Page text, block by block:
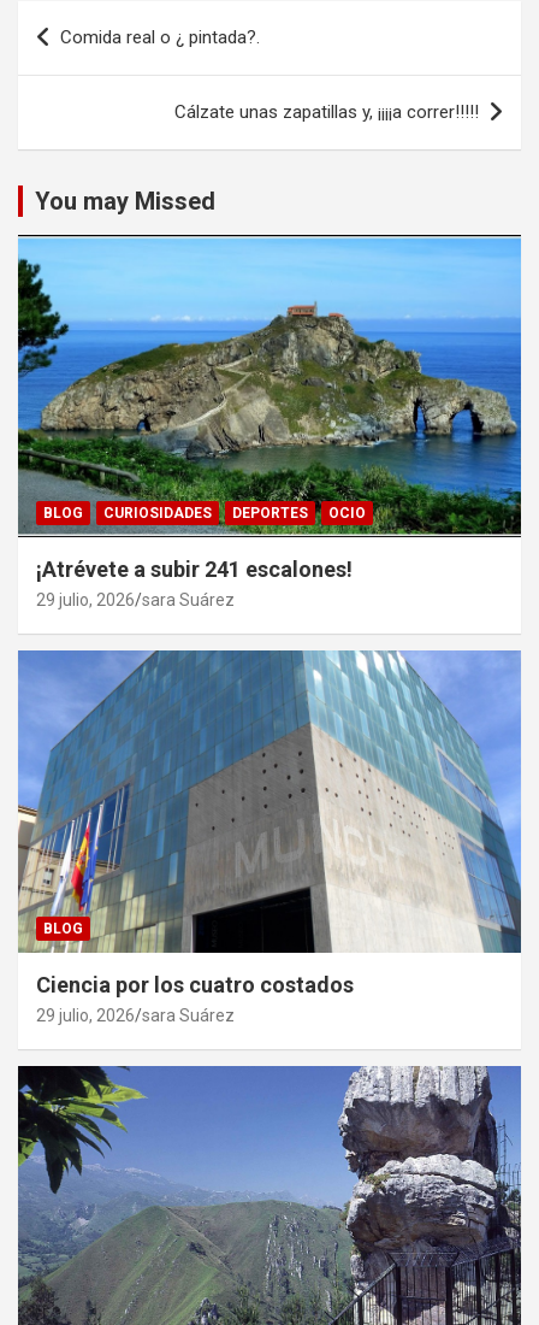
Navegación
de
Comida real o ¿ pintada?.
Cálzate unas zapatillas y, ¡¡¡¡a correr!!!!!
You may Missed
BLOG CURIOSIDADES DEPORTES OCIO
¡Atrévete a subir 241 escalones!
29 julio, 2026 sara Suárez
BLOG
Ciencia por los cuatro costados
29 julio, 2026 sara Suárez